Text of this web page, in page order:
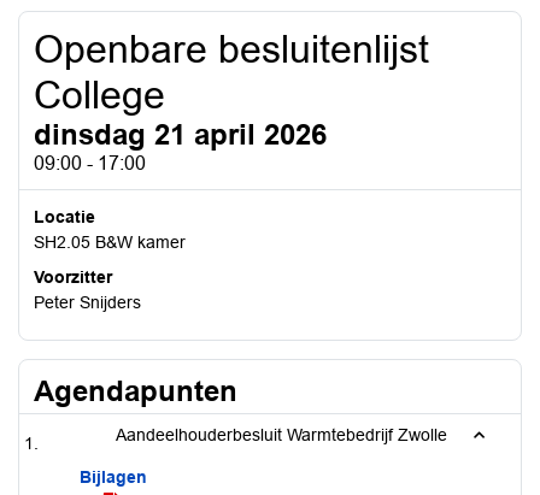
Openbare besluitenlijst
College
dinsdag 21 april 2026
09:00 - 17:00
Locatie
SH2.05 B&W kamer
Voorzitter
Peter Snijders
Agendapunten
Aandeelhouderbesluit Warmtebedrijf Zwolle
Bijlagen